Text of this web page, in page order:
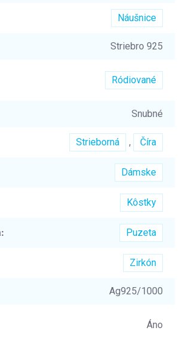
Náušnice
Striebro 925
Ródiované
Snubné
Strieborná , Číra
Dámske
Kôstky
: Puzeta
Zirkón
Ag925/1000
Áno